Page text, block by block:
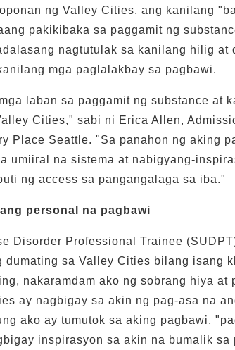
ng Valley Cities, ang kanilang
pakikibaka sa paggamit ng
nagtutulak sa kanilang hilig at
mga paglalakbay sa pagbawi.
laban sa paggamit ng substance at
Cities," sabi ni Erica Allen,
Place Seattle. "Sa panahon ng aking
umiiral na sistema at nabigyang-
ng access sa pangangalaga sa iba."
personal na pagbawi
Disorder Professional Trainee
dumating sa Valley Cities bilang isang
nakaramdam ako ng sobrang hiya at
ay nagbigay sa akin ng pag-asa na
ako ay tumutok sa aking pagbawi,
inspirasyon sa akin na bumalik sa